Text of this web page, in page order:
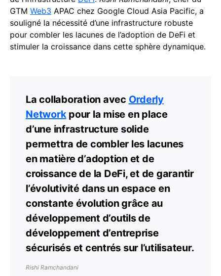
GTM Web3 APAC chez Google Cloud Asia Pacific, a
souligné la nécessité d’une infrastructure robuste
pour combler les lacunes de l’adoption de DeFi et
stimuler la croissance dans cette sphère dynamique.
La collaboration avec Orderly
Networkpour la mise en place
d’une infrastructure solide
permettra de combler les lacunes
en matière d’adoption et de
croissance de la DeFi, et de garantir
l’évolutivité dans un espace en
constante évolution grâce au
développement d’outils de
développement d’entreprise
sécurisés et centrés sur l’utilisateur.
Rishi Ramchandani